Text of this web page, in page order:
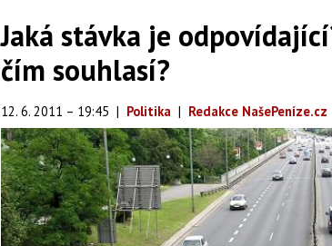
Jaká stávka je
čím souhlasí?
12. 6. 2011 – 19:45 | Politika | Redakce NašePeníze.cz